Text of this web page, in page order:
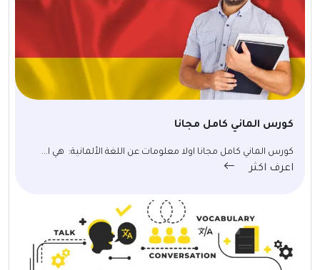
كورس الماني كامل مجانا
كورس الماني كامل مجانا اولا معلومات عن اللغة الألمانية: هي ا...
اعرف اكثر